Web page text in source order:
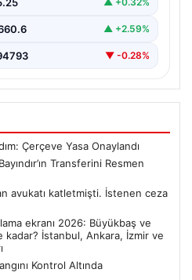
▲ +2.59%
▼ -0.28%
Çerçeve Yasa Onaylandı
Transferini Resmen
avukatı katletmişti. İstenen ceza
ekranı 2026: Büyükbaş ve
kadar? İstanbul, Ankara, İzmir ve
Kontrol Altında